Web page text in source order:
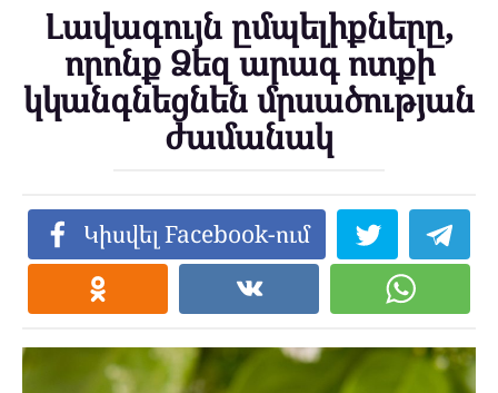
Լավագույն ըմպելիքները,
որոնք Ձեզ արագ ոտքի
կկանգնեցնեն մրսածության
ժամանակ
Կիսվել Facebook-ում